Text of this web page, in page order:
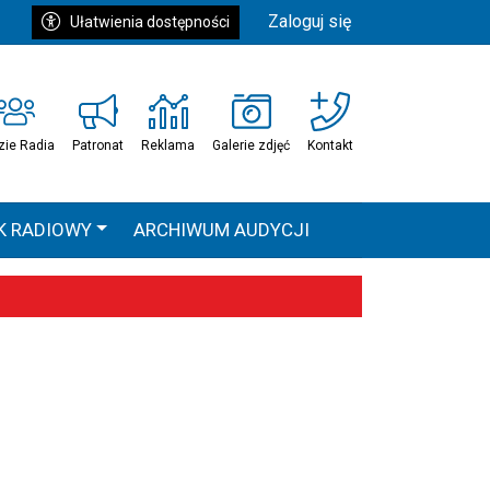
Ułatwienia dostępności Zaloguj się
Radia Patronat Reklama Galerie zdjęć Kontakt
RADIOWY ARCHIWUM AUDYCJI
HEAVEN TOUR